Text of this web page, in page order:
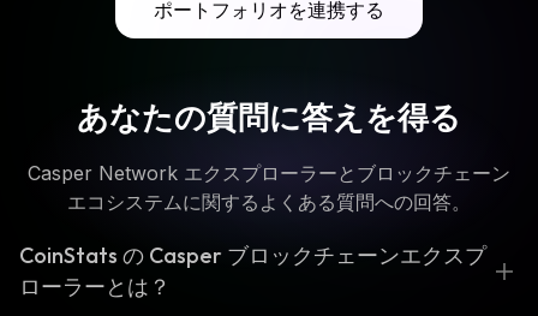
ポートフォリオを連携する
あなたの質問に答えを得る
Casper Network エクスプローラーとブロックチェーン
エコシステムに関するよくある質問への回答。
CoinStats の Casper ブロックチェーンエクスプ
ローラーとは？